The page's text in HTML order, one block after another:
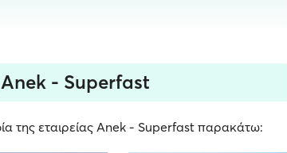
Anek - Superfast
της εταιρείας Anek - Superfast παρακάτω: